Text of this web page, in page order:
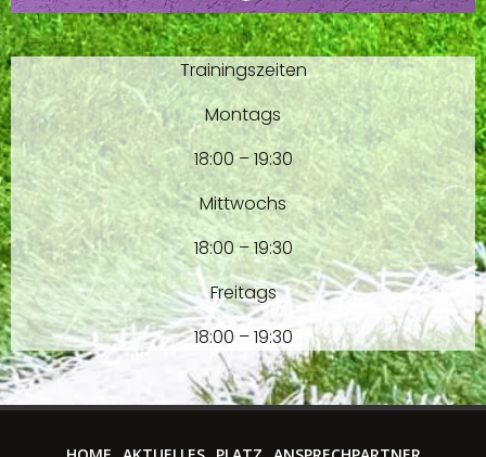
Trainingszeiten
Montags
18:00 – 19:30
Mittwochs
18:00 – 19:30
Freitags
18:00 – 19:30